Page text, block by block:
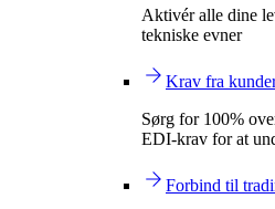
Aktivér alle dine
tekniske evner
Krav fra
Sørg for 100%
EDI-krav for at
Forbind til